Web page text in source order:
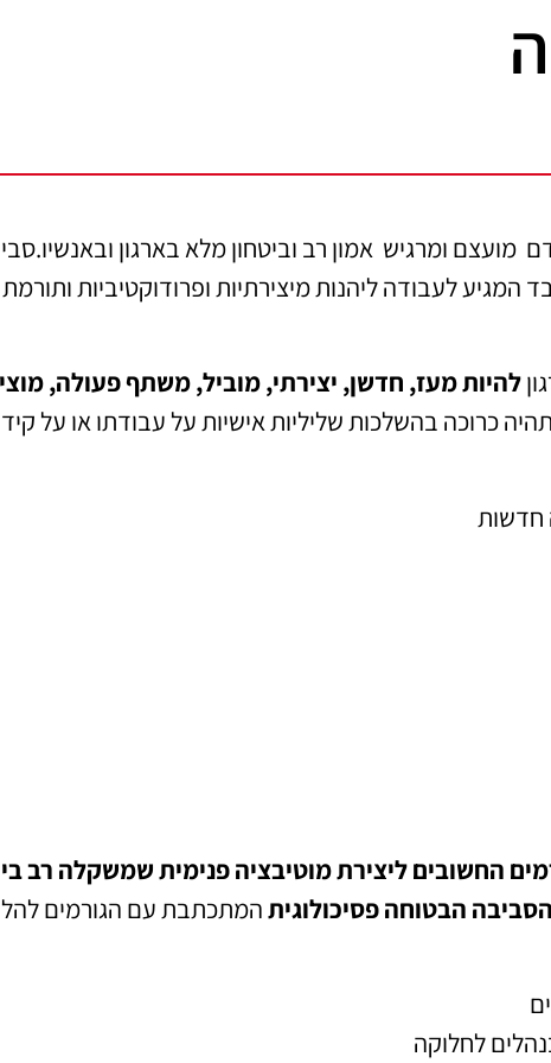
ומרגיש אמון רב וביטחון מלא בארגון
לעבודה ליהנות מיצירתיות ופרודוקטיביות
להיות מעז, חדשן, יצירתי, מוביל, משתף פעולה,
כרוכה בהשלכות שליליות אישיות על עבודתו או על
חדשות
החשובים ליצירת מוטיבציה פנימית שמשקלה רב
הבטוחה פסיכולוגיתהמתכתבת עם הגורמים
לחלוקה